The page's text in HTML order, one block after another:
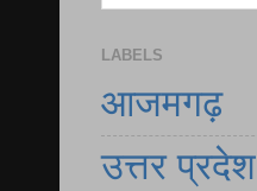
LABELS
आजमगढ़
उत्तर प्रदेश